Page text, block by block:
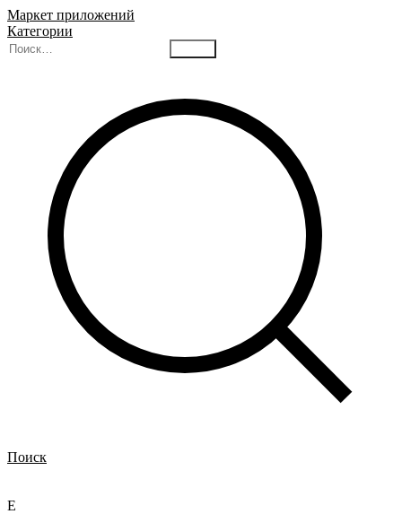
Маркет приложений
Категории
Поиск
E